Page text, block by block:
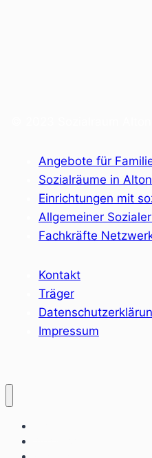
Angebote für
Sozialräume in
Einrichtungen mit
Allgemeiner
Fachkräfte
Kontakt
Träger
Impressum